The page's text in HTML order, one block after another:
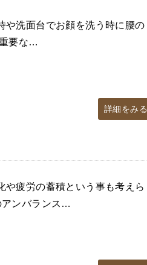
や洗面台でお顔を洗う時に腰の
要な…
詳細をみる
や疲労の蓄積という事も考えら
アンバランス…